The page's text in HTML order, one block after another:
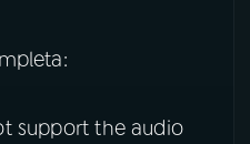
support the audio